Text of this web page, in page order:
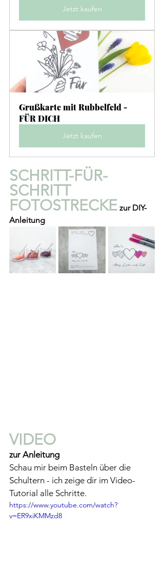
Jetzt kaufen
Grußkarte mit Rubbelfeld -
FÜR DICH
Jetzt kaufen
SCHRITT-FÜR-
SCHRITT
FOTOSTRECKE zur DIY-
Anleitung
VIDEO
zur Anleitung
Schau mir beim Basteln über die
Schultern - ich zeige dir im Video-
Tutorial alle Schritte.
https://www.youtube.com/watch?
v=ER9xiKMMzd8